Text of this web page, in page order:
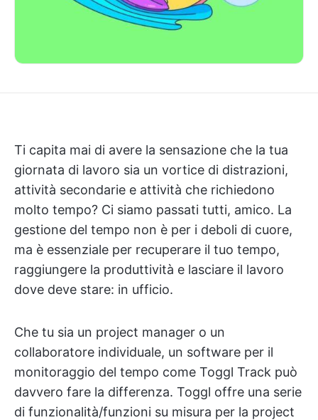
Ti capita mai di avere la sensazione che la tua
giornata di lavoro sia un vortice di distrazioni,
attività secondarie e attività che richiedono
molto tempo? Ci siamo passati tutti, amico. La
gestione del tempo non è per i deboli di cuore,
ma è essenziale per recuperare il tuo tempo,
raggiungere la produttività e lasciare il lavoro
dove deve stare: in ufficio.
Che tu sia un project manager o un
collaboratore individuale, un software per il
monitoraggio del tempo come Toggl Track può
davvero fare la differenza. Toggl offre una serie
di funzionalità/funzioni su misura per la project